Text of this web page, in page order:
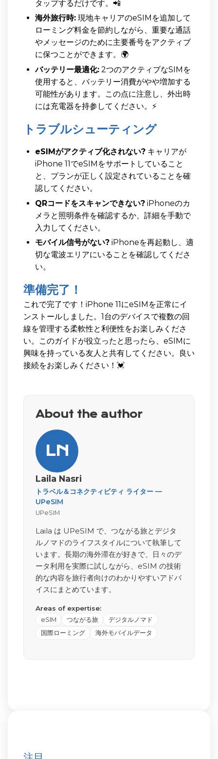
タップするだけです。📲
海外旅行時: 現地キャリアのeSIMを追加して
ローミング料金を節約しながら、重要な通話
やメッセージのために主要番号をアクティブ
に保つことができます。🌍
バッテリー最適化: 2つのアクティブなSIMを
使用すると、バッテリー消費がやや増加する
可能性があります。この点に注意し、外出時
には充電器を持参してください。⚡️
トラブルシューティング
eSIMがアクティブ化されない? キャリアが
iPhone 11でeSIMをサポートしていること
と、プランが正しく設定されていることを確
認してください。
QRコードをスキャンできない? iPhoneのカ
メラと照明条件を確認するか、詳細を手動で
入力してください。
モバイル信号がない? iPhoneを再起動し、適
切な電波エリアにいることを確認してくださ
い。
準備完了！
これで完了です！iPhone 11にeSIMを正常にイ
ンストールしました。1台のデバイスで複数の回
線を管理する柔軟性と利便性をお楽しみくださ
い。このガイドが役立ったと思ったら、eSIMに
興味を持っている友人と共有してください。良い
接続をお楽しみください！💓
About the author
LN
Laila Nasri
トラベル＆コネクティビティ ライター —
UPeSIM
UPeSIM
Laila は UPeSIM で、つながる旅とデジタ
ルノマドのライフスタイルについて執筆して
います。長期の海外滞在が好きで、日々のデ
ータ利用を実際に試しながら、eSIM の技術
的な内容を旅行者向けのわかりやすいアドバ
イスにまとめています。
Areas of expertise:
eSIM つながる旅
デジタルノマド
国際ローミング
海外モバイルデータ